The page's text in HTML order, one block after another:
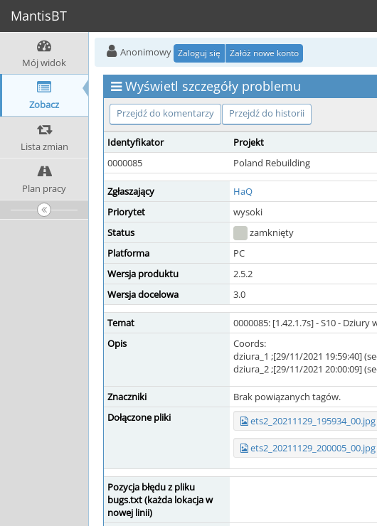
MantisBT
Mój widok
Zobacz
Lista zmian
Plan pracy
Anonimowy Zaloguj się Załóż nowe konto
Wyświetl szczegóły problemu
Przejdź do komentarzy Przejdź do historii
Identyfikator Projekt
0000085
Poland Rebuilding
Zgłaszający HaQ
Priorytet
wysoki
Status
zamknięty
Platforma
PC
Wersja produktu
2.5.2
Wersja docelowa
3.0
Temat
0000085: [1.42.1.7s] - S10 - Dziury
Opis
Coords:
dziura_1 ;[29/11/2021 19:59:40]
dziura_2 ;[29/11/2021 20:00:09]
Znaczniki
Brak powiązanych tagów.
Dołączone pliki
ets2_20211129_195934_00.jpg
ets2_20211129_200005_00.jpg
Pozycja błędu z pliku
bugs.txt (każda lokacja w
nowej linii)